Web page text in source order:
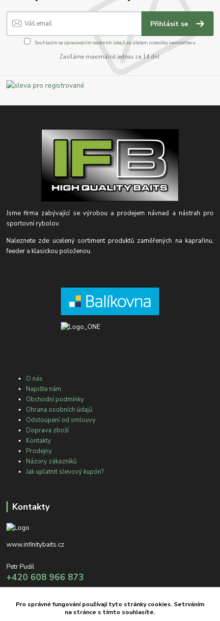
Přihlásit se
Souhlasím se zpracováním osobních údajůza účelem rozesílky newsletteru.
Zasíláme maximálně jednou za 14 dní.
Jsme firma zabývající se výrobou a prodejem návnad a nástrah pro
sportovní rybolov.
Naleznete zde ucelený sortiment produktů zaměřených na kaprařinu,
feeder a klasickou položenou.
O nás
Napište nám
Obchodní podmínky
Ohrana osobních údajů
Odstoupení od smlouvy
Doprava zboží
Kontakty
Prodejny
Názory zákazníků
Jak uplatnit slevový kupón?
Kontakty
www.infinitybaits.cz
Petr Pudil
+420 608 966 873
Pro správné fungování používají tyto stránky cookies. Setrváním
na stránce s tímto souhlasíte.